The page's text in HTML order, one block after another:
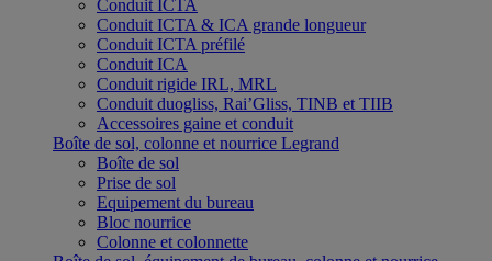
Conduit ICTA
Conduit ICTA & ICA grande longueur
Conduit ICTA préfilé
Conduit ICA
Conduit rigide IRL, MRL
Conduit duogliss, Rai’Gliss, TINB et TIIB
Accessoires gaine et conduit
Boîte de sol, colonne et nourrice Legrand
Boîte de sol
Prise de sol
Equipement du bureau
Bloc nourrice
Colonne et colonnette